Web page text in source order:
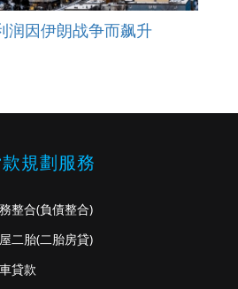
润因伊朗战争而飙升
規劃服務
整合(負債整合)
二胎(二胎房貸)
貸款